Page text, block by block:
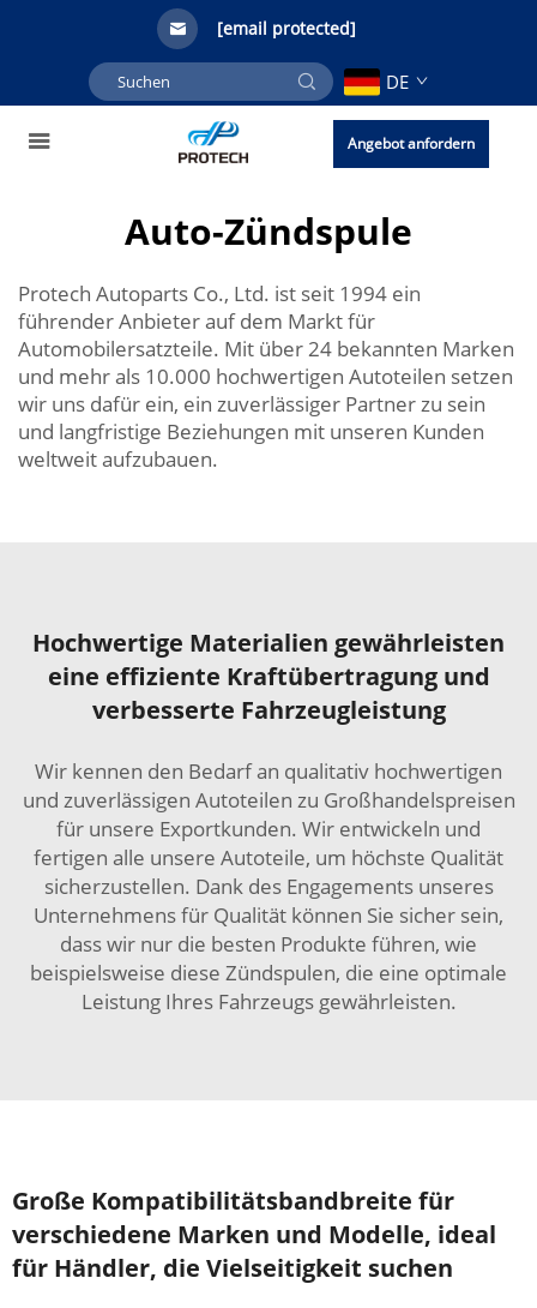
[email protected]
DE
Angebot anfordern
Auto-Zündspule
Protech Autoparts Co., Ltd. ist seit 1994 ein
führender Anbieter auf dem Markt für
Automobilersatzteile. Mit über 24 bekannten Marken
und mehr als 10.000 hochwertigen Autoteilen setzen
wir uns dafür ein, ein zuverlässiger Partner zu sein
und langfristige Beziehungen mit unseren Kunden
weltweit aufzubauen.
Hochwertige Materialien gewährleisten
eine effiziente Kraftübertragung und
verbesserte Fahrzeugleistung
Wir kennen den Bedarf an qualitativ hochwertigen
und zuverlässigen Autoteilen zu Großhandelspreisen
für unsere Exportkunden. Wir entwickeln und
fertigen alle unsere Autoteile, um höchste Qualität
sicherzustellen. Dank des Engagements unseres
Unternehmens für Qualität können Sie sicher sein,
dass wir nur die besten Produkte führen, wie
beispielsweise diese Zündspulen, die eine optimale
Leistung Ihres Fahrzeugs gewährleisten.
Große Kompatibilitätsbandbreite für
verschiedene Marken und Modelle, ideal
für Händler, die Vielseitigkeit suchen